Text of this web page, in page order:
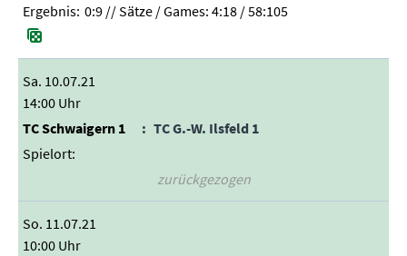
0:9 // Sätze / Games: 4:18 / 58:105
Sa. 10.07.21
14:00 Uhr
TC Schwaigern 1
TC G.-W. Ilsfeld 1
zurückgezogen
So. 11.07.21
10:00 Uhr